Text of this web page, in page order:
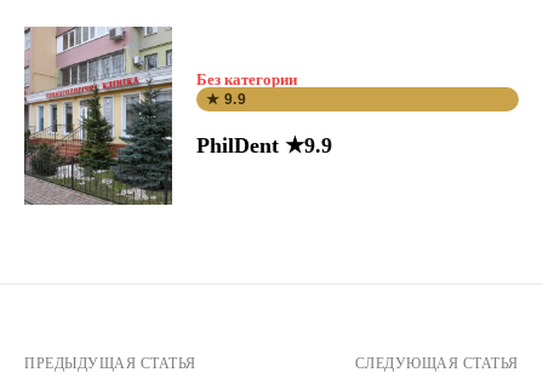
Без категории
★ 9.9
PhilDent ★9.9
ПРЕДЫДУЩАЯ СТАТЬЯ СЛЕДУЮЩАЯ СТАТЬЯ